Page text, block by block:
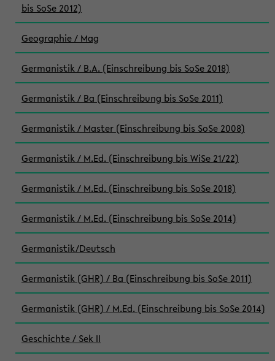
bis SoSe 2012)
Geographie / Mag
Germanistik / B.A. (Einschreibung bis SoSe 2018)
Germanistik / Ba (Einschreibung bis SoSe 2011)
Germanistik / Master (Einschreibung bis SoSe 2008)
Germanistik / M.Ed. (Einschreibung bis WiSe 21/22)
Germanistik / M.Ed. (Einschreibung bis SoSe 2018)
Germanistik / M.Ed. (Einschreibung bis SoSe 2014)
Germanistik/Deutsch
Germanistik (GHR) / Ba (Einschreibung bis SoSe 2011)
Germanistik (GHR) / M.Ed. (Einschreibung bis SoSe 2014)
Geschichte / Sek II